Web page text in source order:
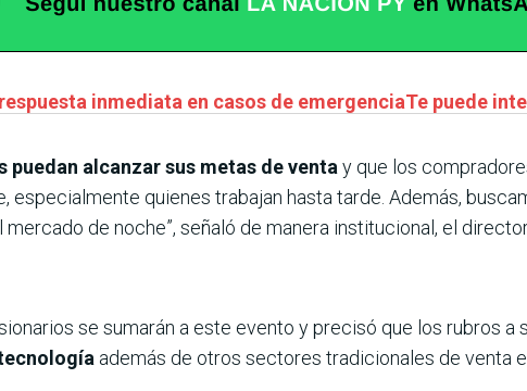
inmediata en casos de emergenciaTe puede
puedan alcanzar sus metas de venta y que los
especialmente quienes trabajan hasta tarde. Además,
de noche”, señaló de manera institucional, el
se sumarán a este evento y precisó que los rubros a
además de otros sectores tradicionales de venta